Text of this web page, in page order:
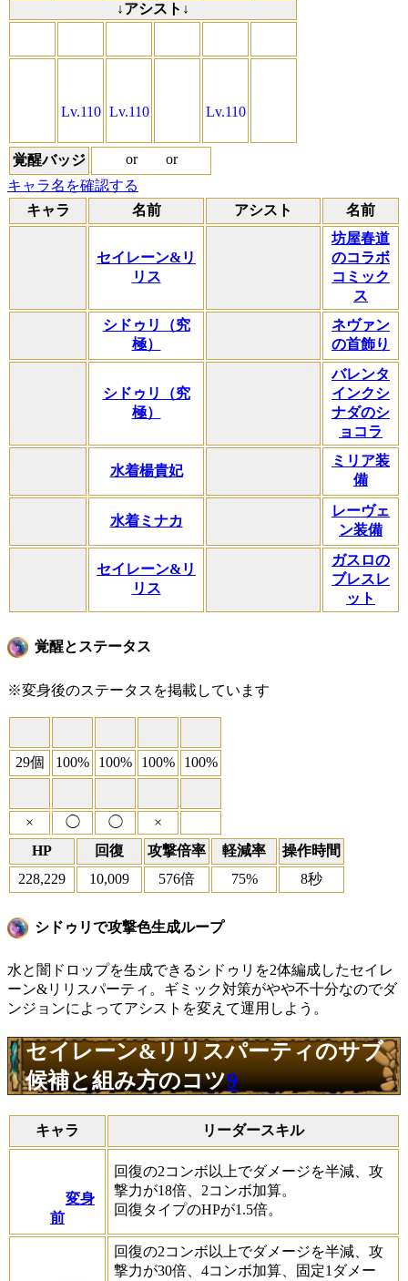
↓アシスト↓
Lv.110 Lv.110 Lv.110
覚醒バッジ or
or
キャラ名を確認する
キャラ
名前 アシスト 名前
セイレーン&リ
リス
坊屋春道
のコラボ
コミック
ス
シドゥリ（究
極）
ネヴァン
の首飾り
シドゥリ（究
極）
バレンタ
インクシ
ナダのシ
ョコラ
水着楊貴妃
ミリア装
備
水着ミナカ
レーヴェ
ン装備
セイレーン&リ
リス
ガスロの
ブレスレ
ット
覚醒とステータス
※変身後のステータスを掲載しています
29個 100% 100% 100% 100%
× ◯ ◯
×
HP
回復 攻撃倍率 軽減率
操作時間
228,229
10,009 576倍 75% 8秒
シドゥリで攻撃色生成ループ
水と闇ドロップを生成できるシドゥリを2体編成したセイレ
ーン&リリスパーティ。ギミック対策がやや不十分なのでダ
ンジョンによってアシストを変えて運用しよう。
セイレーン&リリスパーティのサブ
候補と組み方のコツ9
キャラ リーダースキル
変身
前
回復の2コンボ以上でダメージを半減、攻
撃力が18倍、2コンボ加算。
回復タイプのHPが1.5倍。
回復の2コンボ以上でダメージを半減、攻
撃力が30倍、4コンボ加算、固定1ダメー